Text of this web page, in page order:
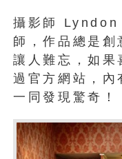
攝影師 Lyndon
師，作品總是創
讓人難忘，如果
過官方網站，內
一同發現驚奇！